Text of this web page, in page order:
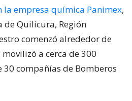
la empresa química Panimex,
de Quilicura, Región
comenzó alrededor de
a cerca de 300
compañías de Bomberos